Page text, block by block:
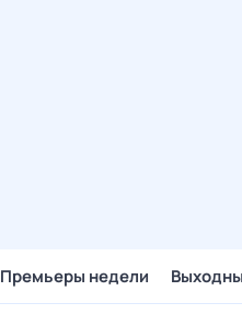
Премьеры недели